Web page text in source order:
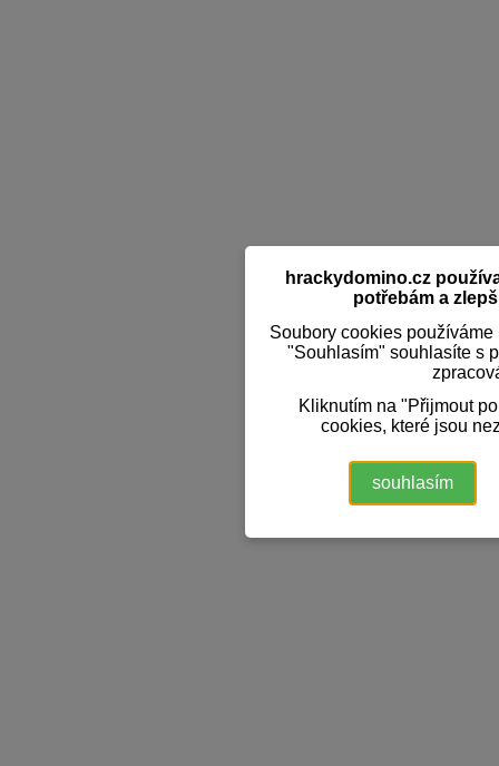
hrackydomino.cz
potřebám a
Soubory cookies
"Souhlasím" souhlasíte s
Kliknutím na "Přijmout
cookies, které jsou
souhlasím